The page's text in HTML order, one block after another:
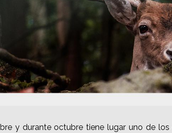
y durante octubre tiene lugar uno de los